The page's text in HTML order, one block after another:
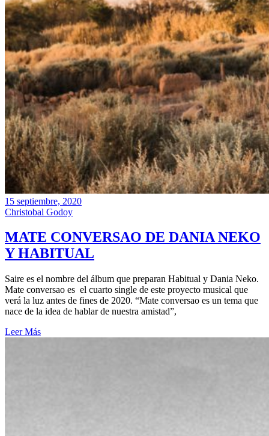
15 septiembre, 2020
Christobal Godoy
MATE CONVERSAO DE DANIA NEKO
Y HABITUAL
Saire es el nombre del álbum que preparan Habitual y Dania Neko.
Mate conversao es el cuarto single de este proyecto musical que
verá la luz antes de fines de 2020. “Mate conversao es un tema que
nace de la idea de hablar de nuestra amistad”,
Leer Más